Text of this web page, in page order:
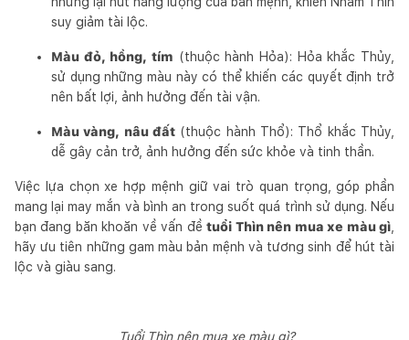
suy giảm tài lộc.
Màu đỏ, hồng, tím (thuộc hành Hỏa): Hỏa khắc Thủy,
sử dụng những màu này có thể khiến các quyết định trở
nên bất lợi, ảnh hưởng đến tài vận.
Màu vàng, nâu đất (thuộc hành Thổ): Thổ khắc Thủy,
dễ gây cản trở, ảnh hưởng đến sức khỏe và tinh thần.
Việc lựa chọn xe hợp mệnh giữ vai trò quan trọng, góp phần
mang lại may mắn và bình an trong suốt quá trình sử dụng. Nếu
bạn đang băn khoăn về vấn đềtuổi Thìn nên mua xe màu gì
hãy ưu tiên những gam màu bản mệnh và tương sinh để hút tài
lộc và giàu sang.
Tuổi Thìn nên mua xe màu gì?